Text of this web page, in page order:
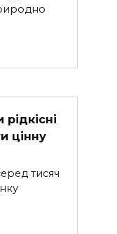
цінну
тисяч